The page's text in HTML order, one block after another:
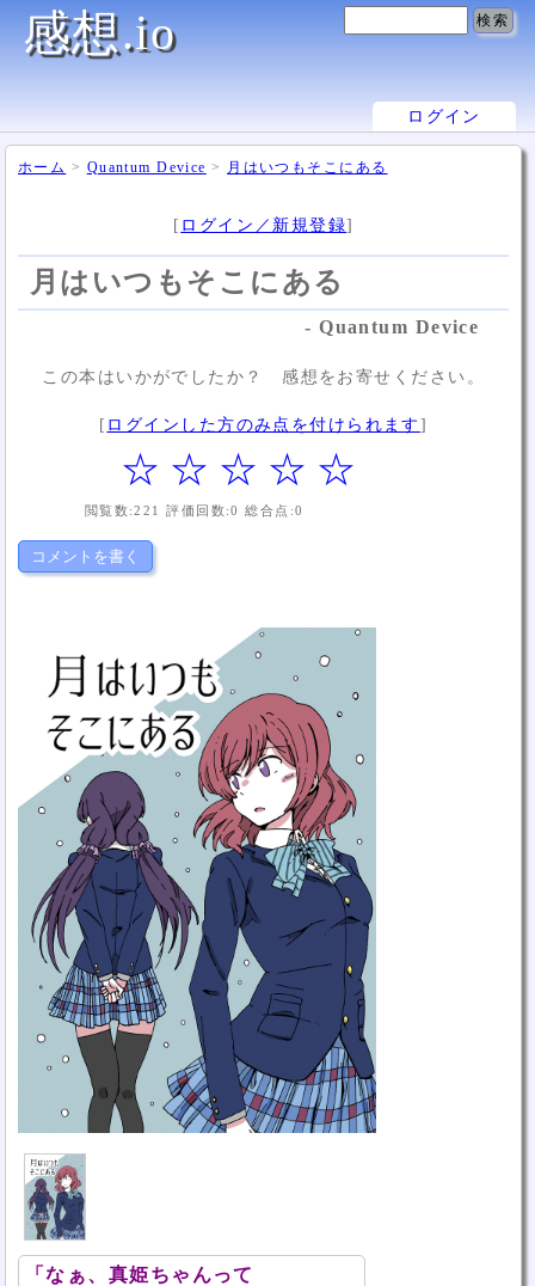
感想.io
ログイン
ホーム > Quantum Device > 月はいつもそこにある
[ ログイン／新規登録]
月はいつもそこにある
- Quantum Device
この本はいかがでしたか？ 感想をお寄せください。
[ ログインした方のみ点を付けられます]
☆ ☆ ☆ ☆ ☆
閲覧数:221 評価回数:0 総合点:0
コメントを書く
「なぁ、真姫ちゃんって